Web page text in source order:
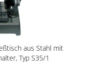
aus Stahl mit
Typ S35/1